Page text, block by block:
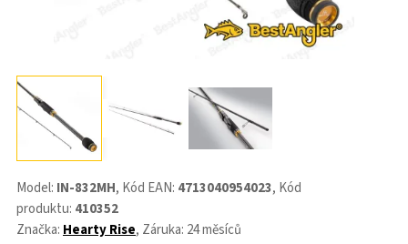
Model: IN-832MH, Kód EAN: 4713040954023, Kód
produktu: 410352
Značka: Hearty Rise, Záruka: 24 měsíců